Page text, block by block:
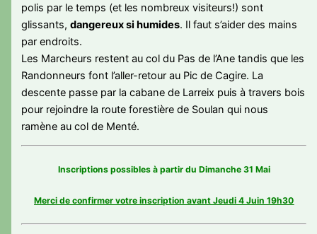
polis par le temps (et les nombreux visiteurs!) sont
glissants,dangereux si humides. Il faut s’aider des mains
par endroits.
Les Marcheurs restent au col du Pas de l’Ane tandis que les
Randonneurs font l’aller-retour au Pic de Cagire. La
descente passe par la cabane de Larreix puis à travers bois
pour rejoindre la route forestière de Soulan qui nous
ramène au col de Menté.
Inscriptions possibles à partir du Dimanche 31 Mai
Merci de confirmer votre inscription avant Jeudi 4 Juin19h30